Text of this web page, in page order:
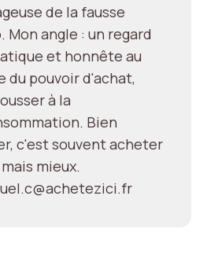
de la fausse
Mon angle : un regard
et honnête au
du pouvoir d'achat,
à la
Bien
c'est souvent acheter
mieux.